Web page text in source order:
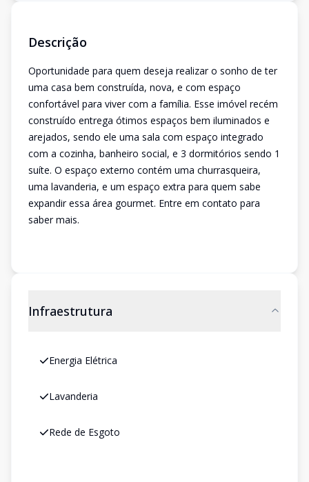
Descrição
Oportunidade para quem deseja realizar o sonho de ter
uma casa bem construída, nova, e com espaço
confortável para viver com a família. Esse imóvel recém
construído entrega ótimos espaços bem iluminados e
arejados, sendo ele uma sala com espaço integrado
com a cozinha, banheiro social, e 3 dormitórios sendo 1
suíte. O espaço externo contém uma churrasqueira,
uma lavanderia, e um espaço extra para quem sabe
expandir essa área gourmet. Entre em contato para
saber mais.
Infraestrutura
Energia Elétrica
Lavanderia
Rede de Esgoto